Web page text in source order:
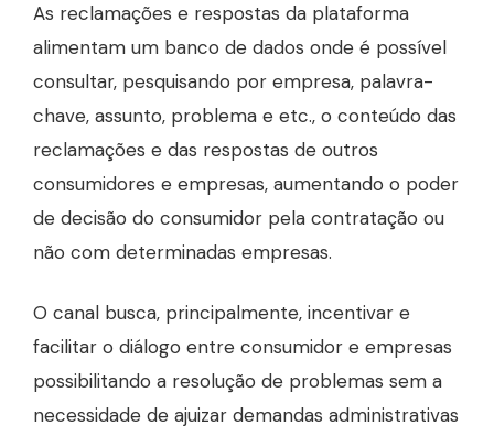
As reclamações e respostas da plataforma
alimentam um banco de dados onde é possível
consultar, pesquisando por empresa, palavra-
chave, assunto, problema e etc., o conteúdo das
reclamações e das respostas de outros
consumidores e empresas, aumentando o poder
de decisão do consumidor pela contratação ou
não com determinadas empresas.
O canal busca, principalmente, incentivar e
facilitar o diálogo entre consumidor e empresas
possibilitando a resolução de problemas sem a
necessidade de ajuizar demandas administrativas